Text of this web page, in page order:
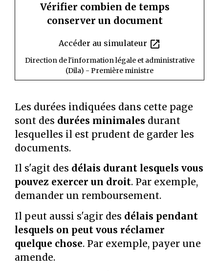
Vérifier combien de temps
conserver un document
Accéder au simulateur open_in_new
Direction de l'information légale et administrative
(Dila) - Première ministre
Les durées indiquées dans cette page
sont des durées minimales durant
lesquelles il est prudent de garder les
documents.
Il s'agit des délais durant lesquels vous
pouvez exercer un droit. Par exemple,
demander un remboursement.
Il peut aussi s'agir des délais pendant
lesquels on peut vous réclamer
quelque chose. Par exemple, payer une
amende.